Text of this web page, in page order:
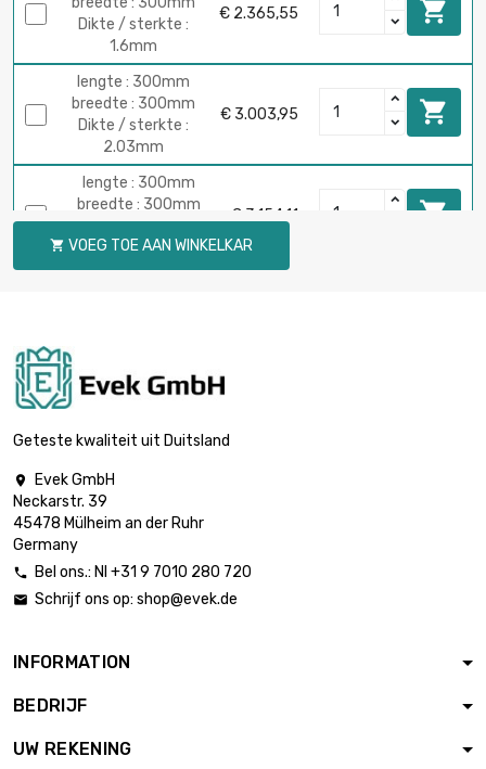
Dikte / sterkte :
1.6mm
€ 2.365,55 
lengte : 300mm
breedte : 300mm
Dikte / sterkte :
2.03mm
€ 3.003,95 
lengte : 300mm
breedte : 300mm
Dikte / sterkte :
2.13mm
€ 3.154,11 
lengte : 200mm
breedte : 200mm
3.18mm
lengte : 200mm
breedte : 200mm
Dikte / sterkte :
breedte : 150mm
6.35mm
breedte : 150mm
7.92mm
 VOEG TOE AAN WINKELKAR
Geteste kwaliteit uit Duitsland

Evek GmbH
Neckarstr. 39
45478 Mülheim an der Ruhr
Germany
 Bel ons.: Nl +31 9 7010 280 720
 Schrijf ons op: shop@evek.de
INFORMATION
BEDRIJF
UW REKENING